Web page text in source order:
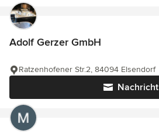
Adolf Gerzer GmbH
Nachricht
Ratzenhofener Str.2, 84094 Elsendorf